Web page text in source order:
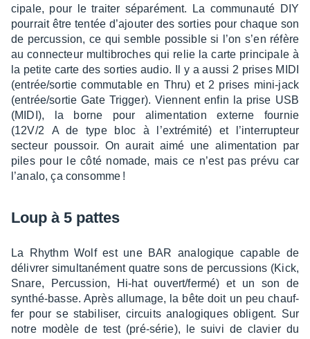
ci­pale, pour le trai­ter sépa­ré­ment. La commu­nauté DIY
pour­rait être tentée d’ajou­ter des sorties pour chaque son
de percus­sion, ce qui semble possible si l’on s’en réfère
au connec­teur multi­broches qui relie la carte prin­ci­pale à
la petite carte des sorties audio. Il y a aussi 2 prises MIDI
(entrée/sortie commu­table en Thru) et 2 prises mini-jack
(entrée/sortie Gate Trig­ger). Viennent enfin la prise USB
(MIDI), la borne pour alimen­ta­tion externe four­nie
(12V/2 A de type bloc à l’ex­tré­mité) et l’in­ter­rup­teur
secteur pous­soir. On aurait aimé une alimen­ta­tion par
piles pour le côté nomade, mais ce n’est pas prévu car
l’analo, ça consomme !
Loup à 5 pattes
La Rhythm Wolf est une BAR analo­gique capable de
déli­vrer simul­ta­né­ment quatre sons de percus­sions (Kick,
Snare, Percus­sion, Hi-hat ouvert/fermé) et un son de
synthé-basse. Après allu­mage, la bête doit un peu chauf­
fer pour se stabi­li­ser, circuits analo­giques obligent. Sur
notre modèle de test (pré-série), le suivi de clavier du